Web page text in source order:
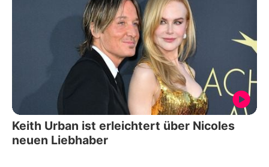
Keith Urban ist erleichtert über Nicoles
neuen Liebhaber